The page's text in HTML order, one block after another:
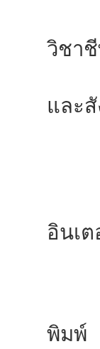
วิชา
พร้
และ
3.
ผู้ป
อินเ
วัน
3.1
พิมพ์